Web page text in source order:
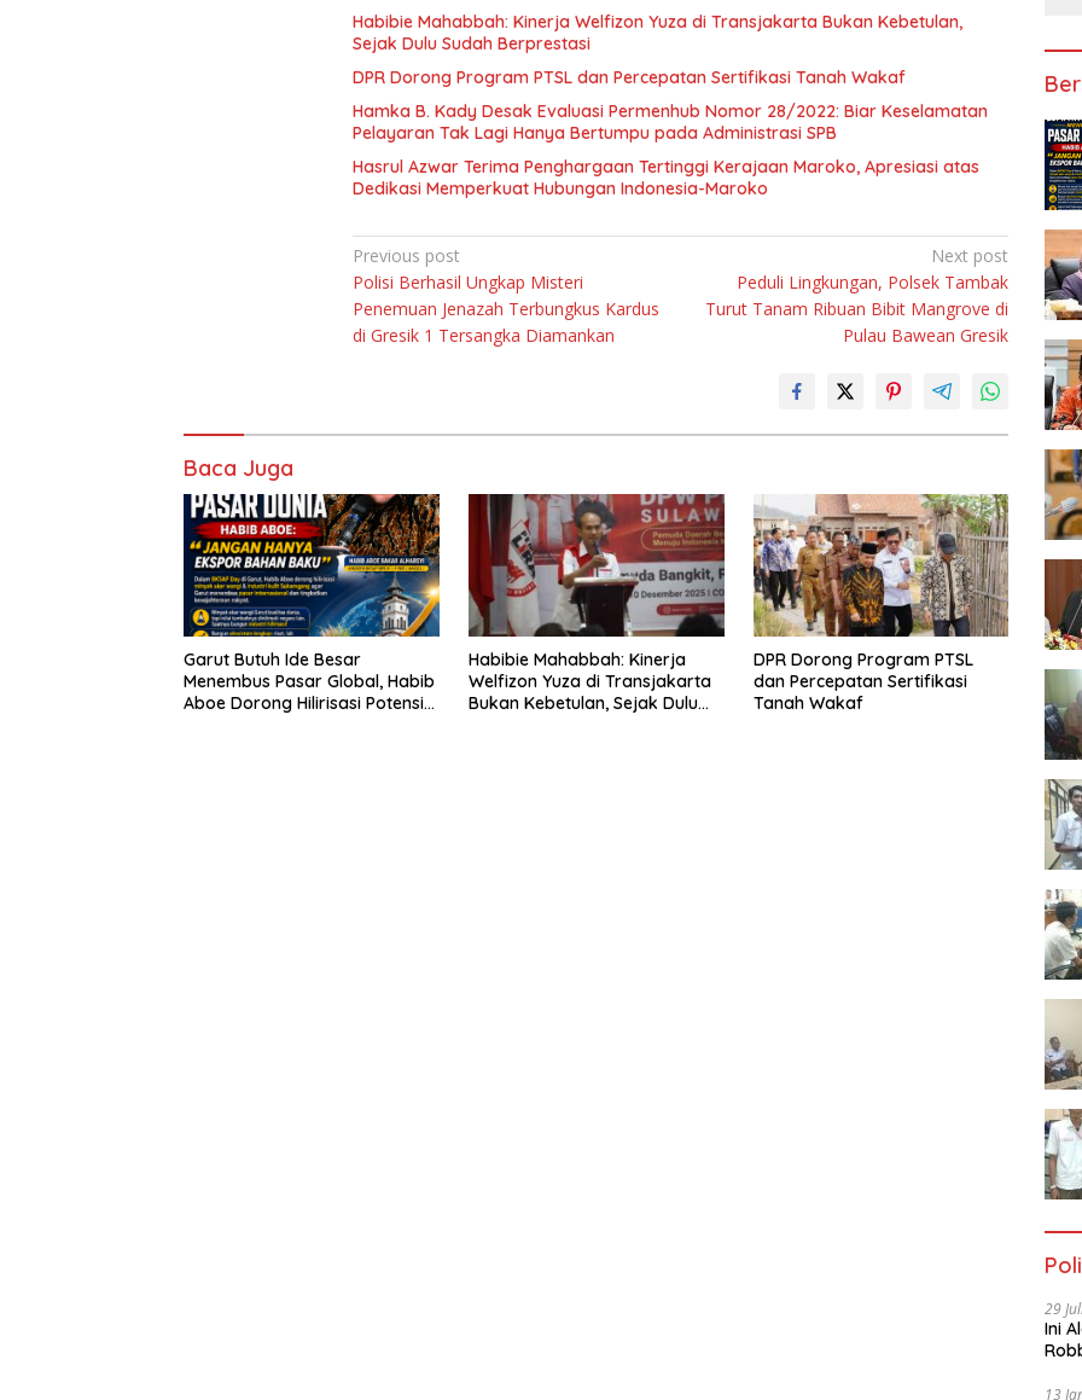
Habibie Mahabbah: Kinerja Welfizon Yuza di Transjakarta Bukan Kebetulan,
Sejak Dulu Sudah Berprestasi
DPR Dorong Program PTSL dan Percepatan Sertifikasi Tanah Wakaf
Hamka B. Kady Desak Evaluasi Permenhub Nomor 28/2022: Biar Keselamatan
Pelayaran Tak Lagi Hanya Bertumpu pada Administrasi SPB
Hasrul Azwar Terima Penghargaan Tertinggi Kerajaan Maroko, Apresiasi atas
Dedikasi Memperkuat Hubungan Indonesia-Maroko
Navigasi
pos
Previous post
Polisi Berhasil Ungkap Misteri
Penemuan Jenazah Terbungkus Kardus
di Gresik 1 Tersangka Diamankan
Next post
Peduli Lingkungan, Polsek Tambak
Turut Tanam Ribuan Bibit Mangrove di
Pulau Bawean Gresik
Baca Juga
Garut Butuh Ide Besar
Menembus Pasar Global, Habib
Aboe Dorong Hilirisasi Potensi
Habibie Mahabbah: Kinerja
Welfizon Yuza di Transjakarta
Bukan Kebetulan, Sejak Dulu
DPR Dorong Program PTSL
dan Percepatan Sertifikasi
Tanah Wakaf
29
Ini
13